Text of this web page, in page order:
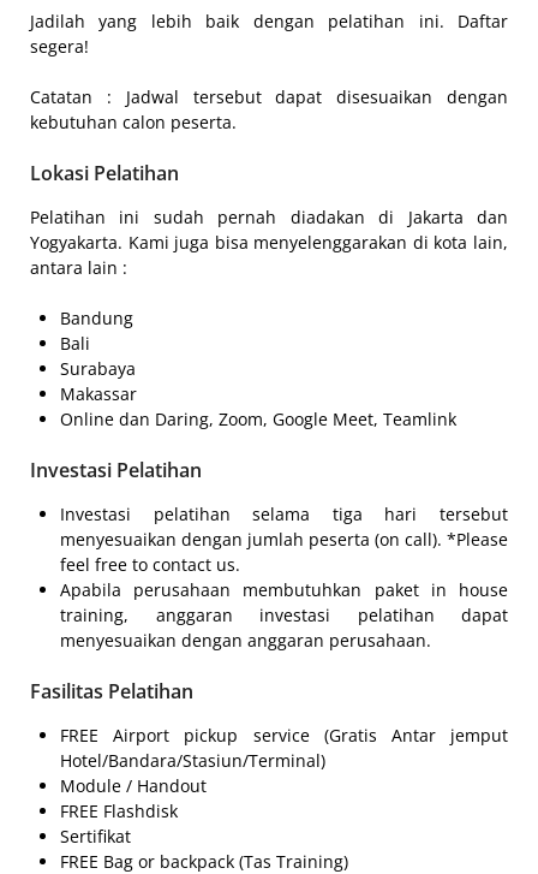
Jadilah yang lebih baik dengan pelatihan ini. Daftar
segera!
Catatan : Jadwal tersebut dapat disesuaikan dengan
kebutuhan calon peserta.
Lokasi Pelatihan
Pelatihan ini sudah pernah diadakan di Jakarta dan
Yogyakarta. Kami juga bisa menyelenggarakan di kota lain,
antara lain :
Bandung
Bali
Surabaya
Makassar
Online dan Daring, Zoom, Google Meet, Teamlink
Investasi Pelatihan
Investasi pelatihan selama tiga hari tersebut
menyesuaikan dengan jumlah peserta (on call). *Please
feel free to contact us.
Apabila perusahaan membutuhkan paket in house
training, anggaran investasi pelatihan dapat
menyesuaikan dengan anggaran perusahaan.
Fasilitas Pelatihan
FREE Airport pickup service (Gratis Antar jemput
Hotel/Bandara/Stasiun/Terminal)
Module / Handout
FREE Flashdisk
Sertifikat
FREE Bag or backpack (Tas Training)